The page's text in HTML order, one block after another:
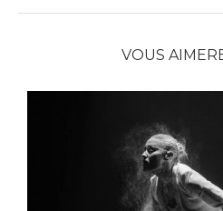
VOUS